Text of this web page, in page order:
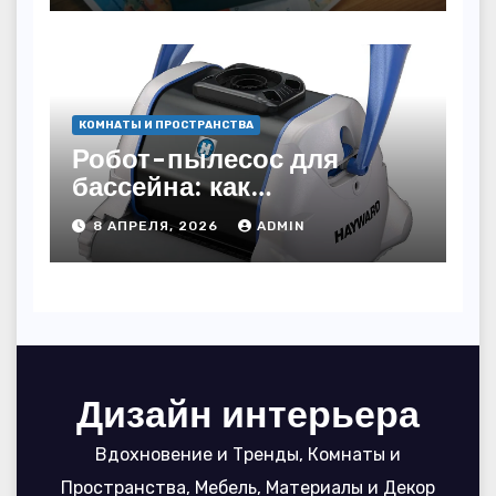
КОМНАТЫ И ПРОСТРАНСТВА
Робот-пылесос для
бассейна: как
пользоваться, чтобы
вода блестела, а
устройство служило 7
8 АПРЕЛЯ, 2026 ADMIN
Дизайн интерьера
Вдохновение и Тренды, Комнаты и
Пространства, Мебель, Материалы и Декор